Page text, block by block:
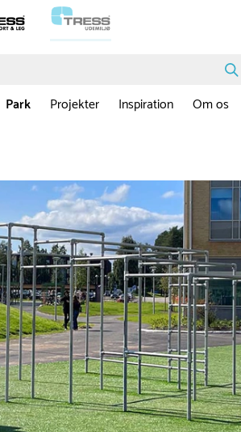
Park Projekter Inspiration Om os